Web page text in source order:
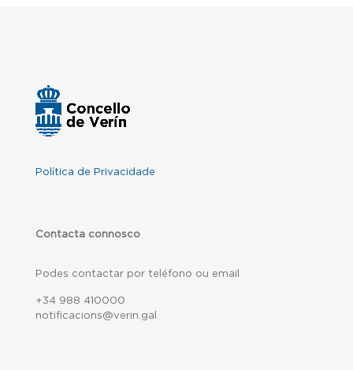
Política de Privacidade
Contacta connosco
Podes contactar por teléfono ou email
+34 988 410000
notificacions@verin.gal